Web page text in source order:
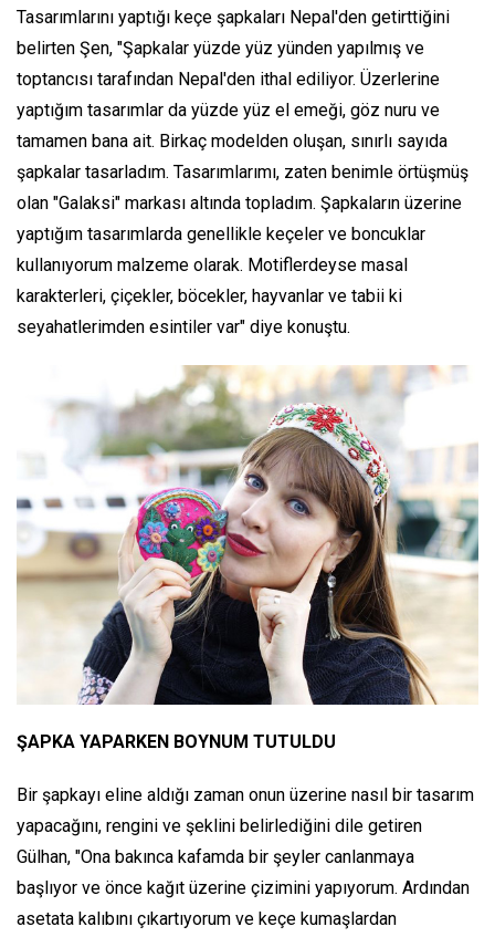
Tasarımlarını yaptığı keçe şapkaları Nepal'den getirttiğini
belirten Şen, "Şapkalar yüzde yüz yünden yapılmış ve
toptancısı tarafından Nepal'den ithal ediliyor. Üzerlerine
yaptığım tasarımlar da yüzde yüz el emeği, göz nuru ve
tamamen bana ait. Birkaç modelden oluşan, sınırlı sayıda
şapkalar tasarladım. Tasarımlarımı, zaten benimle örtüşmüş
olan "Galaksi" markası altında topladım. Şapkaların üzerine
yaptığım tasarımlarda genellikle keçeler ve boncuklar
kullanıyorum malzeme olarak. Motiflerdeyse masal
karakterleri, çiçekler, böcekler, hayvanlar ve tabii ki
seyahatlerimden esintiler var" diye konuştu.
ŞAPKA YAPARKEN BOYNUM TUTULDU
Bir şapkayı eline aldığı zaman onun üzerine nasıl bir tasarım
yapacağını, rengini ve şeklini belirlediğini dile getiren
Gülhan, "Ona bakınca kafamda bir şeyler canlanmaya
başlıyor ve önce kağıt üzerine çizimini yapıyorum. Ardından
asetata kalıbını çıkartıyorum ve keçe kumaşlardan